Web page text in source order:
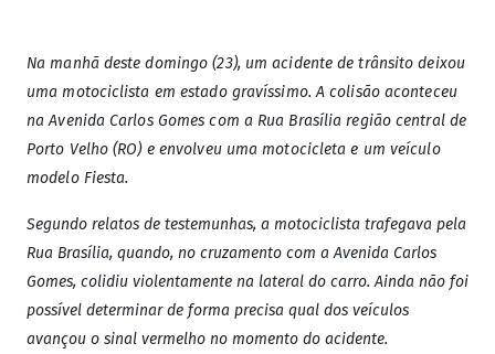
Na manhã deste domingo (23), um acidente de trânsito deixou
uma motociclista em estado gravíssimo. A colisão aconteceu
na Avenida Carlos Gomes com a Rua Brasília região central de
Porto Velho (RO) e envolveu uma motocicleta e um veículo
modelo Fiesta.
Segundo relatos de testemunhas, a motociclista trafegava pela
Rua Brasília, quando, no cruzamento com a Avenida Carlos
Gomes, colidiu violentamente na lateral do carro. Ainda não foi
possível determinar de forma precisa qual dos veículos
avançou o sinal vermelho no momento do acidente.